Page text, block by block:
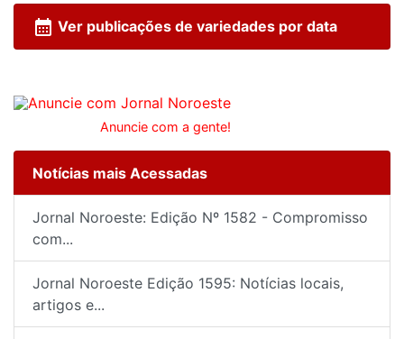
calendar_month Ver publicações de variedades por data
Anuncie com a gente!
Notícias mais Acessadas
Jornal Noroeste: Edição Nº 1582 - Compromisso
com...
Jornal Noroeste Edição 1595: Notícias locais,
artigos e...